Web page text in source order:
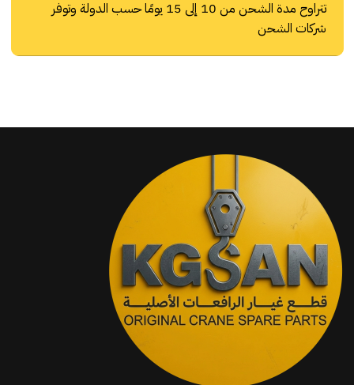
تتراوح مدة الشحن من 10 إلى 15 يومًا حسب الدولة وتوفر
شركات الشحن